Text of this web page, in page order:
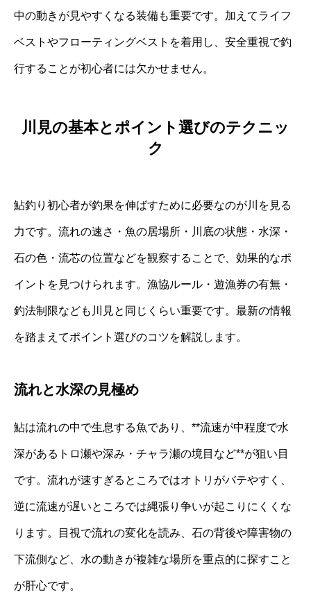
中の動きが見やすくなる装備も重要です。加えてライフ
ベストやフローティングベストを着用し、安全重視で釣
行することが初心者には欠かせません。
川見の基本とポイント選びのテクニッ
ク
鮎釣り初心者が釣果を伸ばすために必要なのが川を見る
力です。流れの速さ・魚の居場所・川底の状態・水深・
石の色・流芯の位置などを観察することで、効果的なポ
イントを見つけられます。漁協ルール・遊漁券の有無・
釣法制限なども川見と同じくらい重要です。最新の情報
を踏まえてポイント選びのコツを解説します。
流れと水深の見極め
鮎は流れの中で生息する魚であり、**流速が中程度で水
深があるトロ瀬や深み・チャラ瀬の境目など**が狙い目
です。流れが速すぎるところではオトリがバテやすく、
逆に流速が遅いところでは縄張り争いが起こりにくくな
ります。目視で流れの変化を読み、石の背後や障害物の
下流側など、水の動きが複雑な場所を重点的に探すこと
が肝心です。